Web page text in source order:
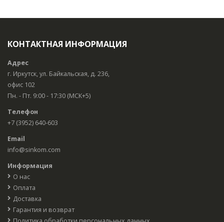
КОНТАКТНАЯ ИНФОРМАЦИЯ
Адрес
г. Иркутск, ул. Байкальская, д. 236,
офис 102
Пн. - Пт. 9:00 - 17:30 (МСК+5)
Телефон
+7 (3952) 640-603
Email
info@sinkom.com
Информация
О нас
Оплата
Доставка
Гарантия и возврат